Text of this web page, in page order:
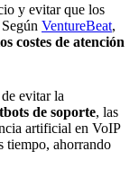
y evitar que los
VentureBeat,
costes de atención
evitar la
de soporte, las
artificial en VoIP
tiempo, ahorrando